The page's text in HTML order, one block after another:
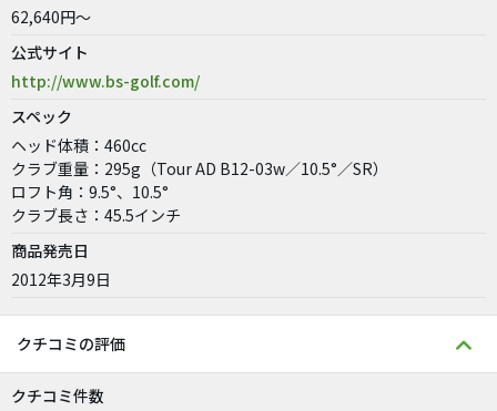
62,640円～
公式サイト
http://www.bs-golf.com/
スペック
ヘッド体積：460cc
クラブ重量：295g（Tour AD B12-03w／10.5°／SR）
ロフト角：9.5°、10.5°
クラブ長さ：45.5インチ
商品発売日
2012年3月9日
クチコミの評価
クチコミ件数